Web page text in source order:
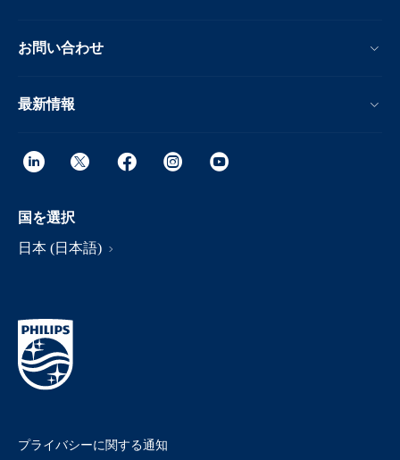
お問い合わせ
最新情報
国を選択
日本 (日本語)
プライバシーに関する通知